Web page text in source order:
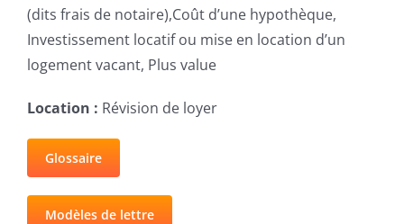
(dits frais de notaire),Coût d’une hypothèque,
Investissement locatif ou mise en location d’un
logement vacant, Plus value
Location : Révision de loyer
Glossaire
Modèles de lettre